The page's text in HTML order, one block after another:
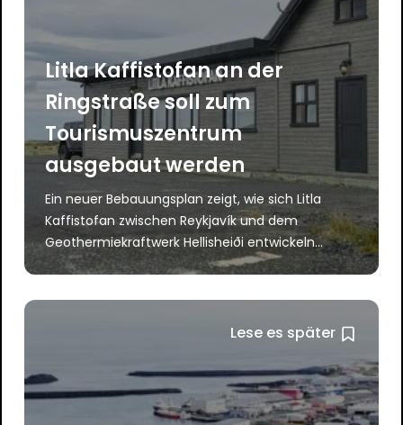
Litla Kaffistofan an der
Ringstraße soll zum
Tourismuszentrum
ausgebaut werden
Ein neuer Bebauungsplan zeigt, wie sich Litla
Kaffistofan zwischen Reykjavík und dem
Geothermiekraftwerk Hellisheiði entwickeln...
Lese es später